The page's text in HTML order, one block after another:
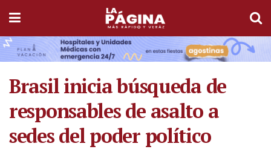
Brasil inicia búsqueda de
responsables de asalto a
sedes del poder político